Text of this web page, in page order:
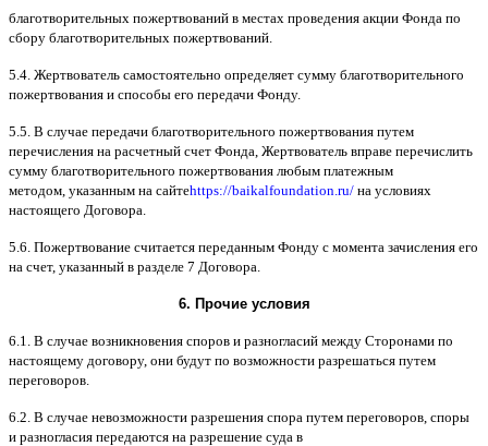
благотворительных пожертвований в местах проведения акции Фонда по
сбору благотворительных пожертвований
5.4. Жертвователь самостоятельно определяет сумму благотворительного
пожертвования и способы его передачи Фонду.
5.5. B случае передачи благотворительного пожертвования путем
перечисления на расчетный счет Фонда Жертвователь вправе перечислить
сумму благотворительного пожертвования любым платежным
методом указанным на сайтеhttps://baikalfoundation.ru/ на условиях
настоящего Договора
5.6. Пожертвование считается переданным Фонду с момента зачисления его
на счет, указанный в разделе 7 Договора
6. Прочие условия
6.1. B случае возникновения споров и разногласий между Сторонами по
настоящему договору, они будут по возможности разрешаться путем
переговоров
6.2. B случае невозможности разрешения спора путем переговоров споры
и разногласия передаются на разрешение суда в